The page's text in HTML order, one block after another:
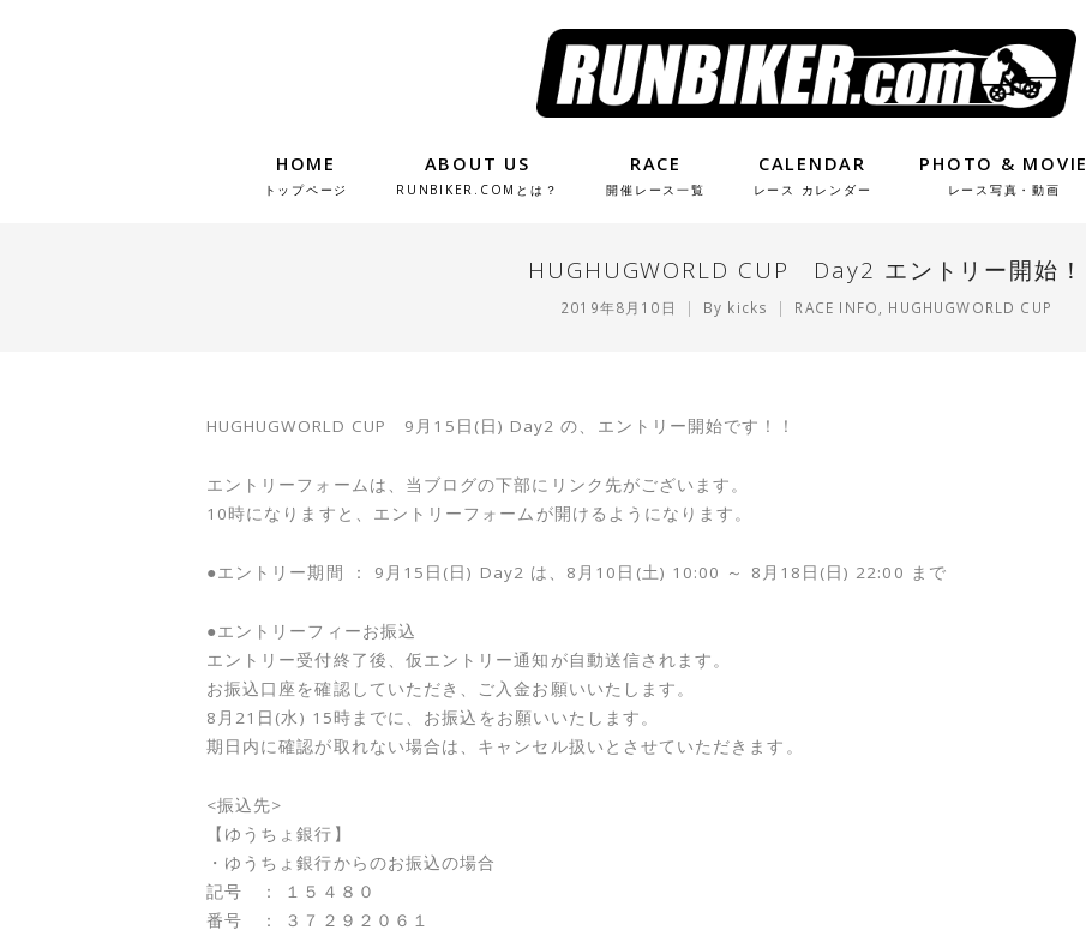
HOME
トップページ
ABOUT US
RUNBIKER.COMとは？
RACE
開催レース一覧
CALENDAR
レース カレンダー
PHOTO & MOVIE
レース写真・動画
HUGHUGWORLD CUP Day2 エントリー開始！
2019年8月10日 By kicks RACE INFO HUGHUGWORLD CUP
HUGHUGWORLD CUP 9月15日(日) Day2 の、エントリー開始です！！
エントリーフォームは、当ブログの下部にリンク先がございます。
10時になりますと、エントリーフォームが開けるようになります。
●エントリー期間 ： 9月15日(日) Day2 は、8月10日(土) 10:00 ～ 8月18日(日) 22:00 まで
●エントリーフィーお振込
エントリー受付終了後、仮エントリー通知が自動送信されます。
お振込口座を確認していただき、ご入金お願いいたします。
8月21日(水) 15時までに、お振込をお願いいたします。
期日内に確認が取れない場合は、キャンセル扱いとさせていただきます。
<振込先>
【ゆうちょ銀行】
・ゆうちょ銀行からのお振込の場合
記号 ： １５４８０
番号 ： ３７２９２０６１